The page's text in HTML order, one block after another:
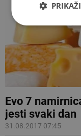
Evo 7
jesti svaki dan
31.08.2017 07:45